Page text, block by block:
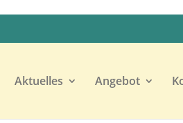
Aktuelles Angebot